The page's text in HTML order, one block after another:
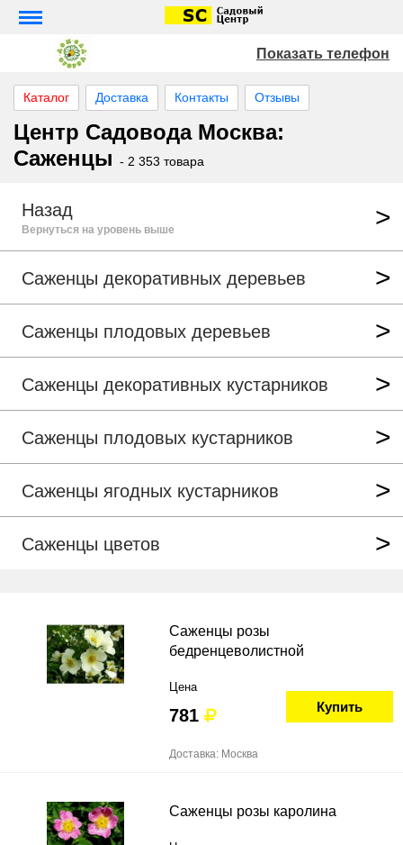
Показать телефон
Каталог Доставка Контакты Отзывы
Центр Садовода Москва:
Саженцы - 2 353 товара
Назад
Вернуться на уровень выше
Саженцы декоративных деревьев
Саженцы плодовых деревьев
Саженцы декоративных кустарников
Саженцы плодовых кустарников
Саженцы ягодных кустарников
Саженцы цветов
Саженцы розы
бедренцеволистной
Цена
781 Купить
Доставка: Москва
Саженцы розы каролина